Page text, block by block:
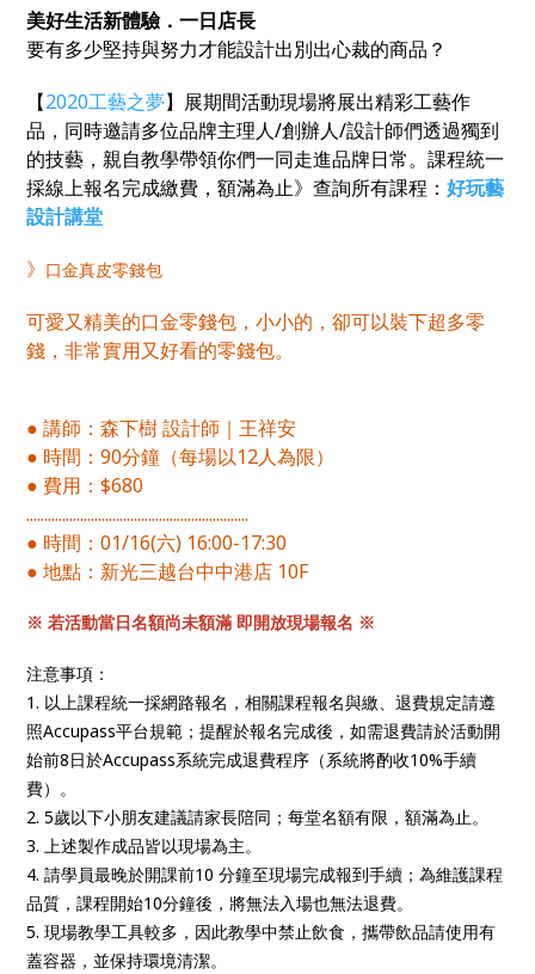
美好生活新體驗．一日店長
要有多少堅持與努力才能設計出別出心裁的商品？
【2020工藝之夢】展期間活動現場將展出精彩工藝作
品，同時邀請多位品牌主理人/創辦人/設計師們透過獨到
的技藝，親自教學帶領你們一同走進品牌日常。課程統一
採線上報名完成繳費，額滿為止》查詢所有課程：好玩藝
設計講堂
》 口金真皮零錢包
可愛又精美的口金零錢包，小小的，卻可以裝下超多零
錢，非常實用又好看的零錢包。
● 講師：森下樹 設計師｜王祥安
● 時間：90分鐘（每場以12人為限）
● 費用：$680
..............................................................
● 時間：01/16(六) 16:00-17:30
● 地點：新光三越台中中港店 10F
※ 若活動當日名額尚未額滿 即開放現場報名 ※
注意事項：
1. 以上課程統一採網路報名，相關課程報名與繳、退費規定請遵
照Accupass平台規範；提醒於報名完成後，如需退費請於活動開
始前8日於Accupass系統完成退費程序（系統將酌收10%手續
費）。
2. 5歲以下小朋友建議請家長陪同；每堂名額有限，額滿為止。
3. 上述製作成品皆以現場為主。
4. 請學員最晚於開課前10 分鐘至現場完成報到手續；為維護課程
品質，課程開始10分鐘後，將無法入場也無法退費。
5. 現場教學工具較多，因此教學中禁止飲食，攜帶飲品請使用有
蓋容器，並保持環境清潔。